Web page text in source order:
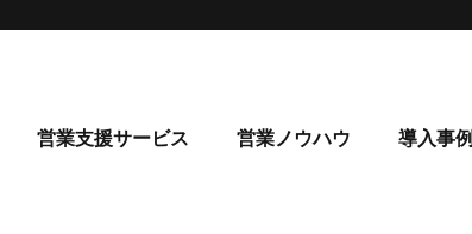
営業支援サービス 営業ノウハウ 導入事例